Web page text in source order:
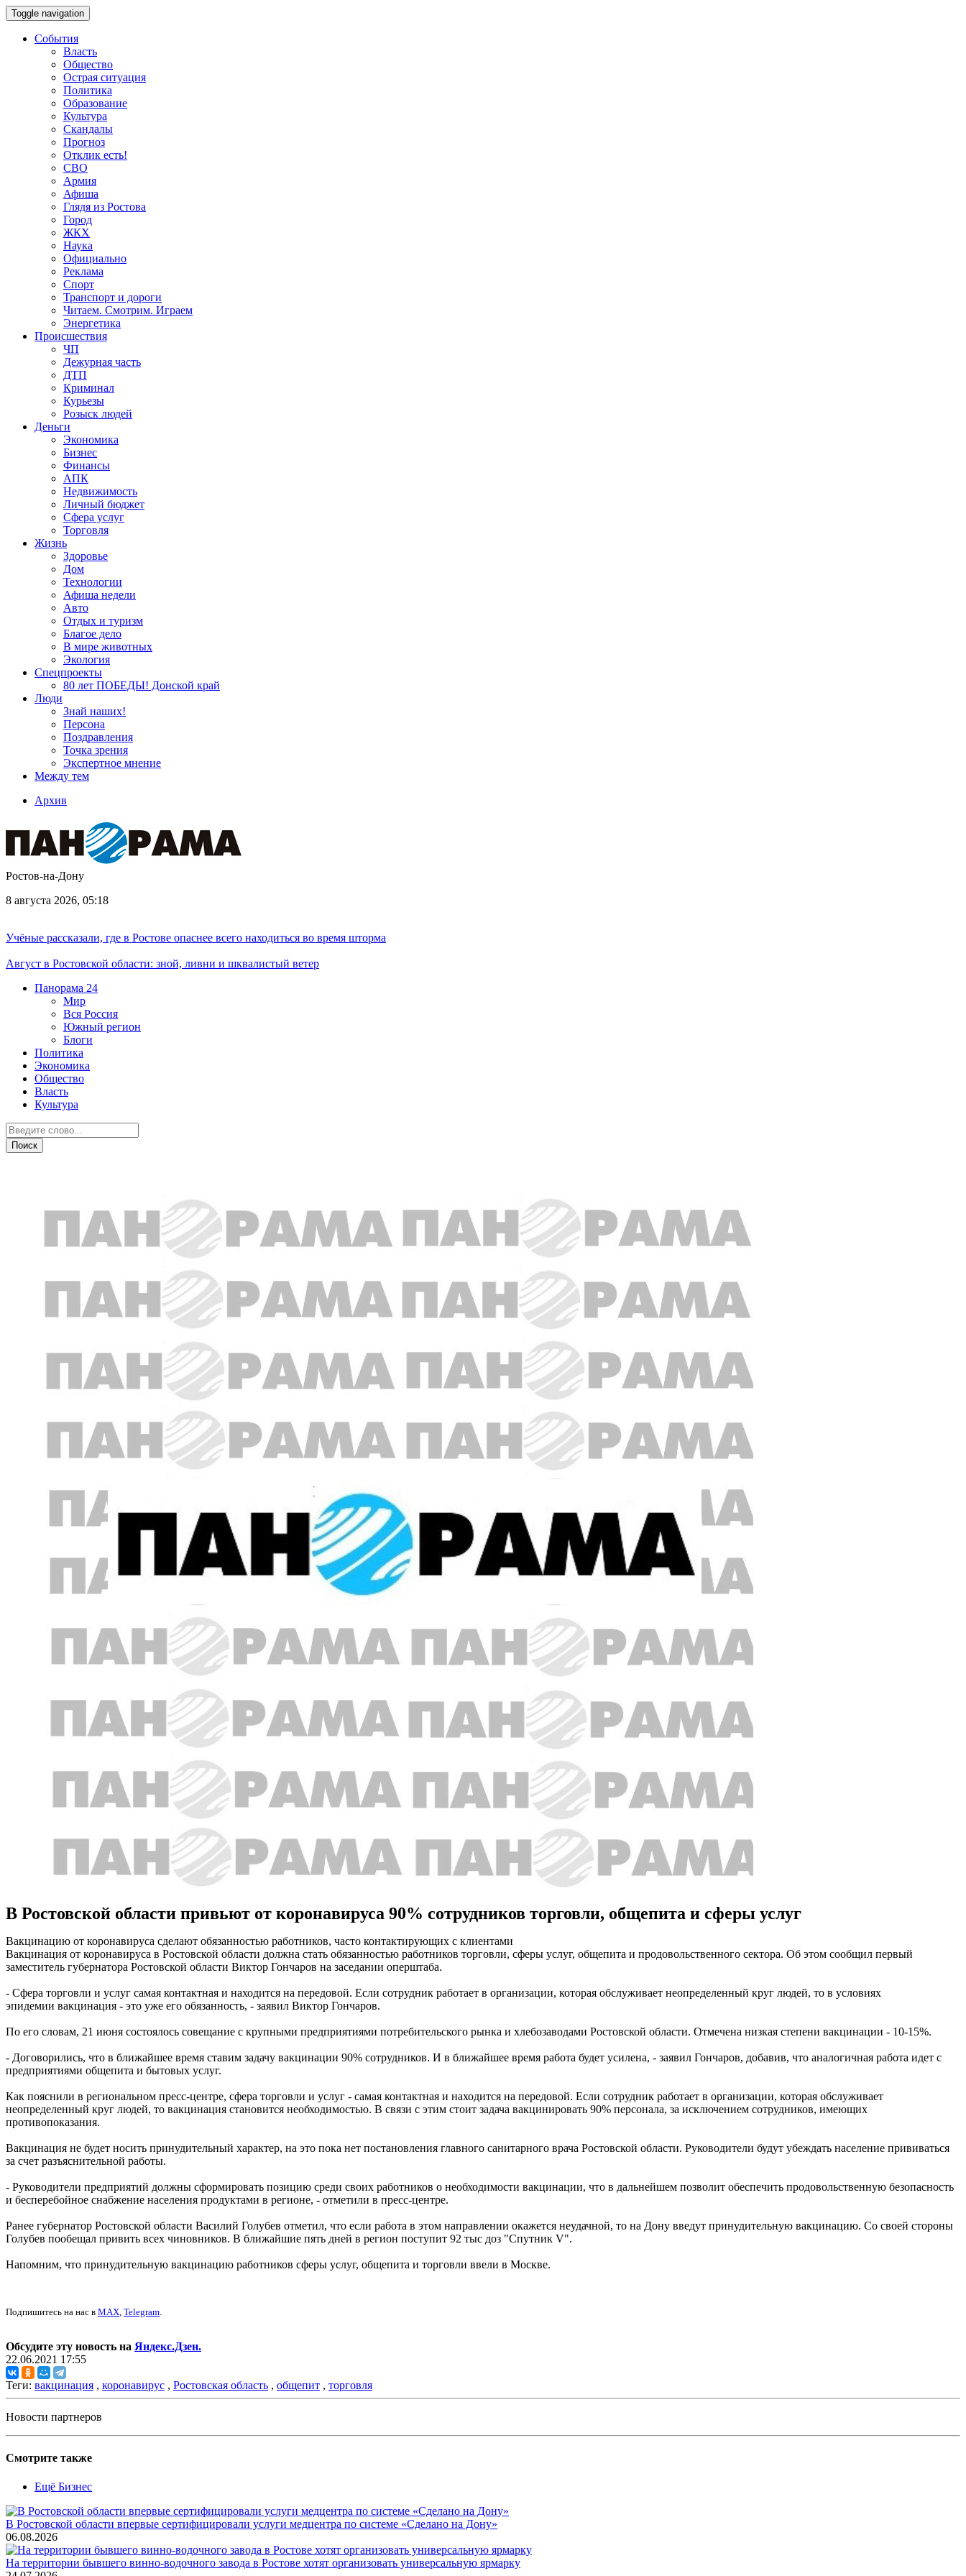
Toggle navigation
События
Власть
Общество
Острая ситуация
Политика
Образование
Культура
Скандалы
Прогноз
Отклик есть!
СВО
Армия
Афиша
Глядя из Ростова
Город
ЖКХ
Наука
Официально
Реклама
Спорт
Транспорт и дороги
Читаем. Смотрим. Играем
Энергетика
Происшествия
ЧП
Дежурная часть
ДТП
Криминал
Курьезы
Розыск людей
Деньги
Экономика
Бизнес
Финансы
АПК
Недвижимость
Личный бюджет
Сфера услуг
Торговля
Жизнь
Здоровье
Дом
Технологии
Афиша недели
Авто
Отдых и туризм
Благое дело
В мире животных
Экология
Спецпроекты
80 лет ПОБЕДЫ! Донской край
Люди
Знай наших!
Персона
Поздравления
Точка зрения
Экспертное мнение
Между тем
Архив
Ростов-на-Дону
8 августа 2026, 05:18
Учёные рассказали, где в Ростове опаснее всего находиться во время шторма
Август в Ростовской области: зной, ливни и шквалистый ветер
Панорама 24
Мир
Вся Россия
Южный регион
Блоги
Политика
Экономика
Общество
Власть
Культура
В Ростовской области привьют от коронавируса 90% сотрудников торговли, общепита и сферы услуг
Вакцинацию от коронавируса сделают обязанностью работников, часто контактирующих с клиентами
Вакцинация от коронавируса в Ростовской области должна стать обязанностью работников торговли, сферы услуг, общепита и продовольственного сектора. Об этом сообщил первый
заместитель губернатора Ростовской области Виктор Гончаров на заседании оперштаба.
- Сфера торговли и услуг самая контактная и находится на передовой. Если сотрудник работает в организации, которая обслуживает неопределенный круг людей, то в условиях
эпидемии вакцинация - это уже его обязанность, - заявил Виктор Гончаров.
По его словам, 21 июня состоялось совещание с крупными предприятиями потребительского рынка и хлебозаводами Ростовской области. Отмечена низкая степени вакцинации - 10-15%.
- Договорились, что в ближайшее время ставим задачу вакцинации 90% сотрудников. И в ближайшее время работа будет усилена, - заявил Гончаров, добавив, что аналогичная работа идет с
предприятиями общепита и бытовых услуг.
Как пояснили в региональном пресс-центре, сфера торговли и услуг - самая контактная и находится на передовой. Если сотрудник работает в организации, которая обслуживает
неопределенный круг людей, то вакцинация становится необходимостью. В связи с этим стоит задача вакцинировать 90% персонала, за исключением сотрудников, имеющих
противопоказания.
Вакцинация не будет носить принудительный характер, на это пока нет постановления главного санитарного врача Ростовской области. Руководители будут убеждать население прививаться
за счет разъяснительной работы.
- Руководители предприятий должны сформировать позицию среди своих работников о необходимости вакцинации, что в дальнейшем позволит обеспечить продовольственную безопасность
и бесперебойное снабжение населения продуктами в регионе, - отметили в пресс-центре.
Ранее губернатор Ростовской области Василий Голубев отметил, что если работа в этом направлении окажется неудачной, то на Дону введут принудительную вакцинацию. Со своей стороны
Голубев пообещал привить всех чиновников. В ближайшие пять дней в регион поступит 92 тыс доз "Спутник V".
Напомним, что принудительную вакцинацию работников сферы услуг, общепита и торговли ввели в Москве.
Подпишитесь на нас в MAX, Telegram.
Обсудите эту новость на Яндекс.Дзен.
22.06.2021 17:55
Теги: вакцинация , коронавирус , Ростовская область , общепит , торговля
Новости партнеров
Смотрите также
Ещё Бизнес
В Ростовской области впервые сертифицировали услуги медцентра по системе «Сделано на Дону»
06.08.2026
На территории бывшего винно-водочного завода в Ростове хотят организовать универсальную ярмарку